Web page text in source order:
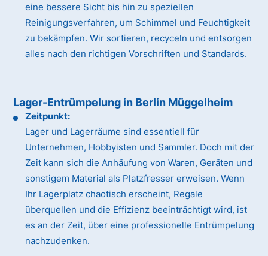
eine bessere Sicht bis hin zu speziellen
Reinigungsverfahren, um Schimmel und Feuchtigkeit
zu bekämpfen. Wir sortieren, recyceln und entsorgen
alles nach den richtigen Vorschriften und Standards.
Lager-Entrümpelung in Berlin Müggelheim
Zeitpunkt:
Lager und Lagerräume sind essentiell für
Unternehmen, Hobbyisten und Sammler. Doch mit der
Zeit kann sich die Anhäufung von Waren, Geräten und
sonstigem Material als Platzfresser erweisen. Wenn
Ihr Lagerplatz chaotisch erscheint, Regale
überquellen und die Effizienz beeinträchtigt wird, ist
es an der Zeit, über eine professionelle Entrümpelung
nachzudenken.